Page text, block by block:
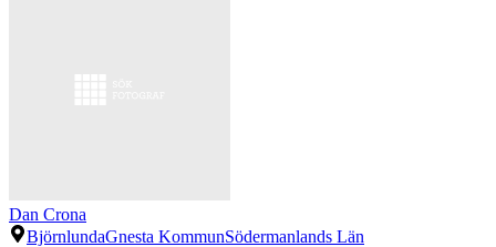
Dan Crona
BjörnlundaGnesta KommunSödermanlands Län